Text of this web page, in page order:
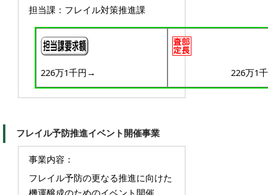
担当課：フレイル対策推進課
226万1千円→ 226万1
フレイル予防推進イベント開催事業
事業内容：
フレイル予防の更なる推進に向けた